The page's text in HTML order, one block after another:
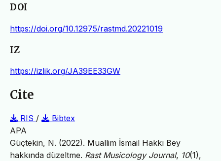
DOI
https://doi.org/10.12975/rastmd.20221019
IZ
https://izlik.org/JA39EE33GW
Cite
RIS /
Bibtex
APA
Güçtekin, N. (2022). Muallim İsmail Hakkı Bey
hakkında düzeltme. Rast Musicology Journal, 10(1),